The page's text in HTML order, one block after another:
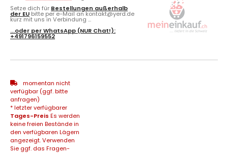
Setze dich für Bestellungen außerhalb
der EU bitte per e-Mail an kontakt@yerd.de
kurz mit uns in Verbindung ...
...oder perWhatsApp (NUR Chat!):
+491796159552
momentan nicht
verfügbar (ggf. bitte
anfragen)
* letzter verfügbarer
Tages-Preis Es werden
keine freien Bestände in
den verfügbaren Lägern
angezeigt. Verwenden
Sie ggf. das Fragen-